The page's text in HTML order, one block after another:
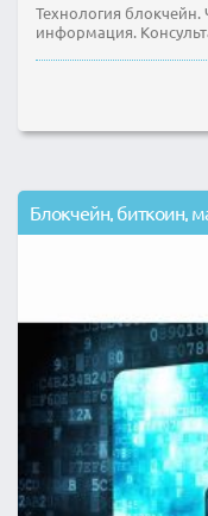
Технология блокчейн.
информация.
Блокчейн, биткоин,